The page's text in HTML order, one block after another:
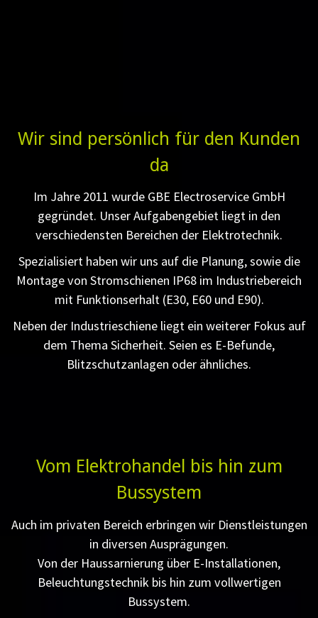
Wir sind persönlich für den Kunden
da
Im Jahre 2011 wurde GBE Electroservice GmbH
gegründet. Unser Aufgabengebiet liegt in den
verschiedensten Bereichen der Elektrotechnik.
Spezialisiert haben wir uns auf die Planung, sowie die
Montage von Stromschienen IP68 im Industriebereich
mit Funktionserhalt (E30, E60 und E90).
Neben der Industrieschiene liegt ein weiterer Fokus auf
dem Thema Sicherheit. Seien es E-Befunde,
Blitzschutzanlagen oder ähnliches.
Vom Elektrohandel bis hin zum
Bussystem
Auch im privaten Bereich erbringen wir Dienstleistungen
in diversen Ausprägungen.
Von der Haussarnierung über E-Installationen,
Beleuchtungstechnik bis hin zum vollwertigen
Bussystem.